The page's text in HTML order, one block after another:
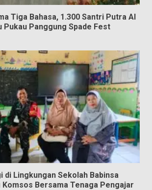
Tiga Bahasa, 1.300 Santri Putra Al
Pukau Panggung Spade Fest
di Lingkungan Sekolah Babinsa
Bersama Tenaga Pengajar